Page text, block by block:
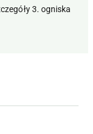
3. ogniska